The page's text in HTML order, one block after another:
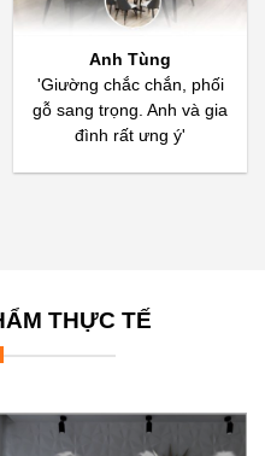
Anh Tùng
'Giường chắc chắn, phối
gỗ sang trọng. Anh và gia
đình rất ưng ý'
THỰC TẾ